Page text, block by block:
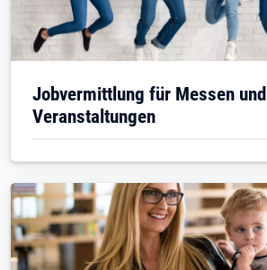
Jobvermittlung für Messen und
Veranstaltungen